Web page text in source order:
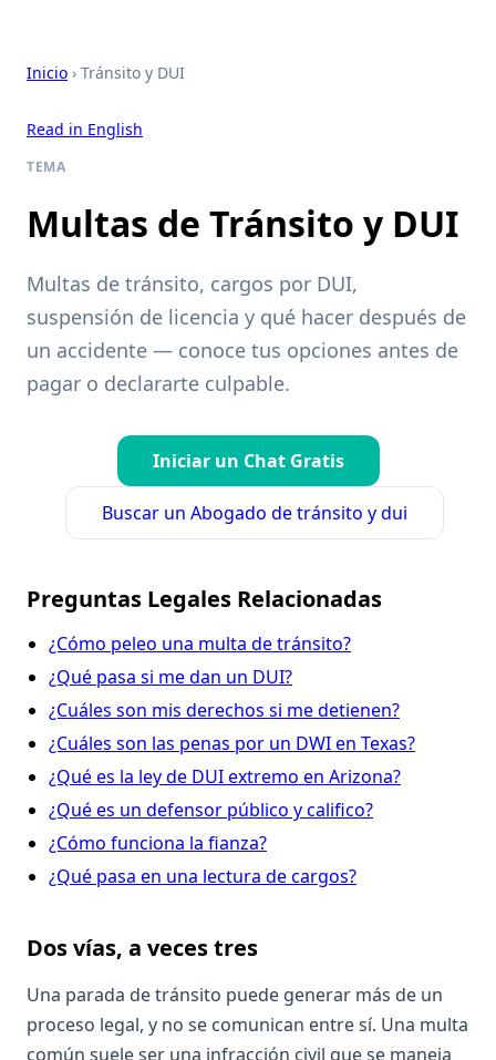
Inicio › Tránsito y DUI
Read in English
TEMA
Multas de Tránsito y DUI
Multas de tránsito, cargos por DUI,
suspensión de licencia y qué hacer después de
un accidente — conoce tus opciones antes de
pagar o declararte culpable.
Iniciar un Chat Gratis
Buscar un Abogado de tránsito y dui
Preguntas Legales Relacionadas
¿Cómo peleo una multa de tránsito?
¿Qué pasa si me dan un DUI?
¿Cuáles son mis derechos si me detienen?
¿Cuáles son las penas por un DWI en Texas?
¿Qué es la ley de DUI extremo en Arizona?
¿Qué es un defensor público y califico?
¿Cómo funciona la fianza?
¿Qué pasa en una lectura de cargos?
Dos vías, a veces tres
Una parada de tránsito puede generar más de un
proceso legal, y no se comunican entre sí. Una multa
común suele ser una infracción civil que se maneja